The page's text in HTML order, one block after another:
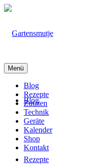
Blog
Rezepte
Menü
Blog
Rezepte
Zutaten
Technik
Geräte
Kalender
Shop
Kontakt